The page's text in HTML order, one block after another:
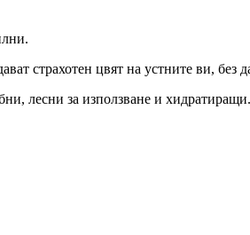
страхотен цвят на устните ви, без
лесни за използване и